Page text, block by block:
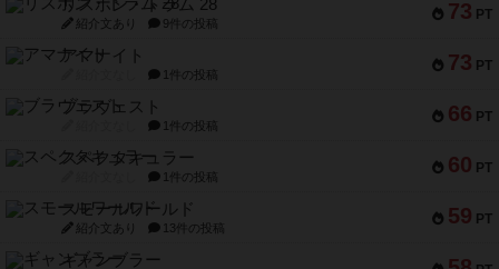
73 PT
リスボン・トラム 28
紹介文あり 9件の投稿
73 PT
アマナイト
1件の投稿
66 PT
ブラヴェスト
1件の投稿
60 PT
スペクタキュラー
1件の投稿
59 PT
スモールワールド
紹介文あり 13件の投稿
ギャンブラー